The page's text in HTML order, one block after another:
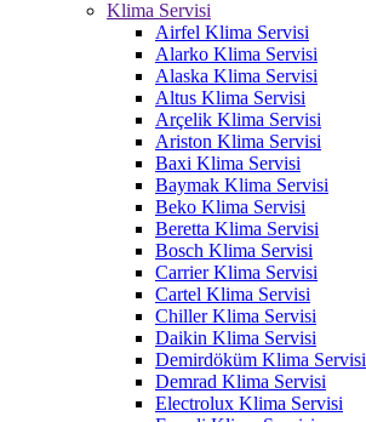
Klima Servisi
Airfel Klima Servisi
Alarko Klima Servisi
Alaska Klima Servisi
Altus Klima Servisi
Arçelik Klima Servisi
Ariston Klima Servisi
Baxi Klima Servisi
Baymak Klima Servisi
Beko Klima Servisi
Beretta Klima Servisi
Bosch Klima Servisi
Carrier Klima Servisi
Cartel Klima Servisi
Chiller Klima Servisi
Daikin Klima Servisi
Demirdöküm Klima Servisi
Demrad Klima Servisi
Electrolux Klima Servisi